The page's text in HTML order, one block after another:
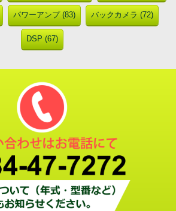
パワーアンプ (83) バックカメラ (72)
DSP (67)